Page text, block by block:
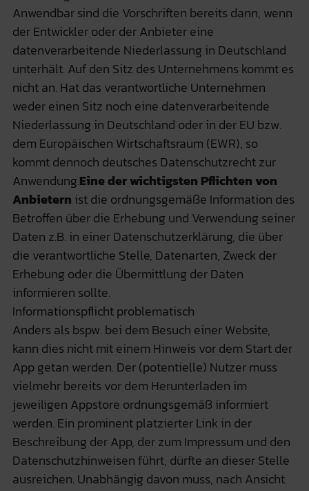
Anwendbar sind die Vorschriften bereits dann, wenn
der Entwickler oder der Anbieter eine
datenverarbeitende Niederlassung in Deutschland
unterhält. Auf den Sitz des Unternehmens kommt es
nicht an. Hat das verantwortliche Unternehmen
weder einen Sitz noch eine datenverarbeitende
Niederlassung in Deutschland oder in der EU bzw.
dem Europäischen Wirtschaftsraum (EWR), so
kommt dennoch deutsches Datenschutzrecht zur
Anwendung.Eine der wichtigsten Pflichten von
Anbietern ist die ordnungsgemäße Information des
Betroffen über die Erhebung und Verwendung seiner
Daten z.B. in einer Datenschutzerklärung, die über
die verantwortliche Stelle, Datenarten, Zweck der
Erhebung oder die Übermittlung der Daten
informieren sollte.
Informationspflicht problematisch
Anders als bspw. bei dem Besuch einer Website,
kann dies nicht mit einem Hinweis vor dem Start der
App getan werden. Der (potentielle) Nutzer muss
vielmehr bereits vor dem Herunterladen im
jeweiligen Appstore ordnungsgemäß informiert
werden. Ein prominent platzierter Link in der
Beschreibung der App, der zum Impressum und den
Datenschutzhinweisen führt, dürfte an dieser Stelle
ausreichen. Unabhängig davon muss, nach Ansicht